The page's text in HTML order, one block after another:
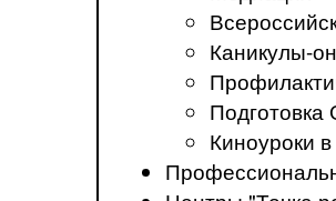
Каникулы-
Подготовка
Киноуроки